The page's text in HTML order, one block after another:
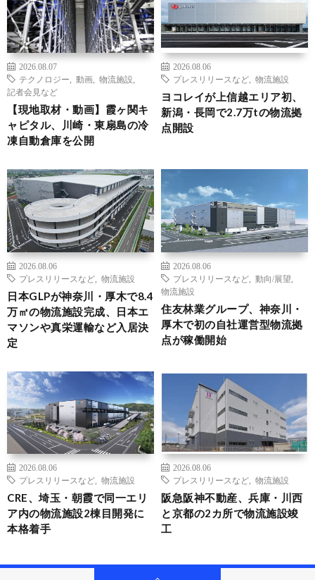
2026.08.07
テクノロジー
動画 物流施設
記者会見など
【現地取材・動画】霞ヶ関キ
ャピタル、川崎・東扇島の冷
凍自動倉庫を公開
2026.08.06
プレスリリースなど
物流施設
ヨコレイが上信越エリア初、
新潟・長岡で2.7万tの物流拠
点開設
2026.08.06
プレスリリースなど
物流施設
日本GLPが神奈川・厚木で8.4
万㎡の物流施設完成、日本エ
マソンや真栄運輸など入居決
定
2026.08.06
プレスリリースなど
動向/展望
物流施設
住友林業グループ、神奈川・
厚木で初の自社運営型物流拠
点が稼働開始
2026.08.06
プレスリリースなど
物流施設
CRE、埼玉・朝霞で同一エリ
ア内の物流施設2棟目開発に
本格着手
2026.08.06
プレスリリースなど
物流施設
阪急阪神不動産、兵庫・川西
と京都の2カ所で物流施設竣
工